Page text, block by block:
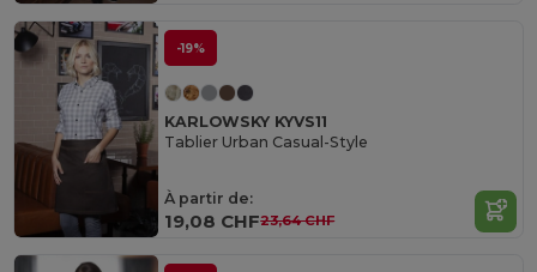
-19%
KARLOWSKY KYVS11
Tablier Urban Casual-Style
À partir de:
19,08 CHF23,64 CHF